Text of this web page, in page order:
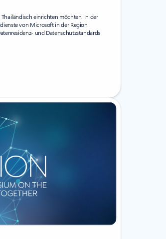
einrichten möchten. In der
von Microsoft in der Region
und Datenschutzstandards